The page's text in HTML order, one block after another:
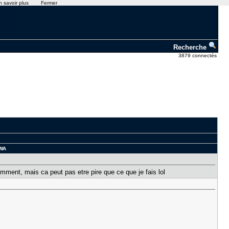
Recherche
3879 connectés
mais ca peut pas etre pire que ce que je fais lol
savoir plus Fermer